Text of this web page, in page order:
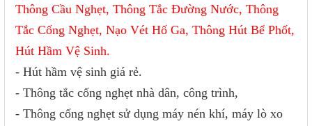
Thông Cầu Nghẹt, Thông Tắc Đường Nước, Thông
Tắc Cống Nghẹt, Nạo Vét Hố Ga, Thông Hút Bể Phốt,
Hút Hầm Vệ Sinh.
- Hút hầm vệ sinh giá rẻ.
- Thông tắc cống nghẹt nhà dân, công trình,
- Thông cống nghẹt sử dụng máy nén khí, máy lò xo